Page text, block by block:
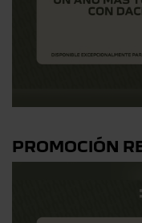
PROMOCIÓN